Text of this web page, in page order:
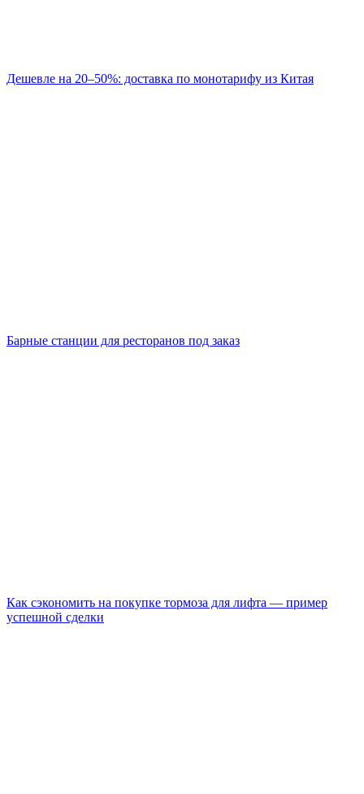
Дешевле на 20–50%: доставка по монотарифу из Китая
Барные станции для ресторанов под заказ
Как сэкономить на покупке тормоза для лифта — пример
успешной сделки